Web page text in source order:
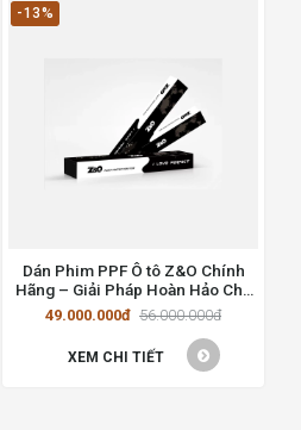
-13%
Dán Phim PPF Ô tô Z&O Chính
Hãng – Giải Pháp Hoàn Hảo Cho
Xe Của Bạn
49.000.000đ 56.000.000đ
XEM CHI TIẾT